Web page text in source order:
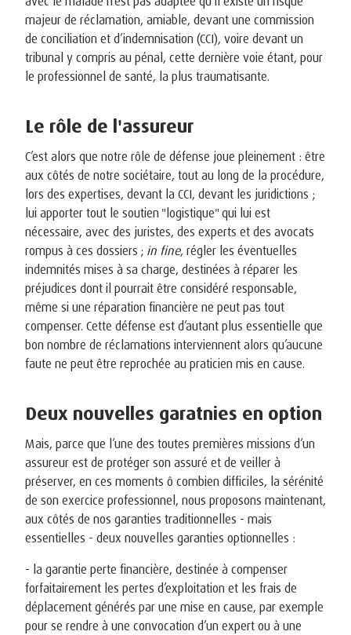
majeur de réclamation, amiable, devant une commission
de conciliation et d’indemnisation (CCI), voire devant un
tribunal y compris au pénal, cette dernière voie étant, pour
le professionnel de santé, la plus traumatisante.
Le rôle de l'assureur
C’est alors que notre rôle de défense joue pleinement : être
aux côtés de notre sociétaire, tout au long de la procédure,
lors des expertises, devant la CCI, devant les juridictions ;
lui apporter tout le soutien "logistique" qui lui est
nécessaire, avec des juristes, des experts et des avocats
rompus à ces dossiers ; in fine, régler les éventuelles
indemnités mises à sa charge, destinées à réparer les
préjudices dont il pourrait être considéré responsable,
même si une réparation financière ne peut pas tout
compenser. Cette défense est d’autant plus essentielle que
bon nombre de réclamations interviennent alors qu’aucune
faute ne peut être reprochée au praticien mis en cause.
Deux nouvelles garatnies en option
Mais, parce que l’une des toutes premières missions d’un
assureur est de protéger son assuré et de veiller à
préserver, en ces moments ô combien difficiles, la sérénité
de son exercice professionnel, nous proposons maintenant,
aux côtés de nos garanties traditionnelles - mais
essentielles - deux nouvelles garanties optionnelles :
- la garantie perte financière, destinée à compenser
forfaitairement les pertes d’exploitation et les frais de
déplacement générés par une mise en cause, par exemple
pour se rendre à une convocation d’un expert ou à une